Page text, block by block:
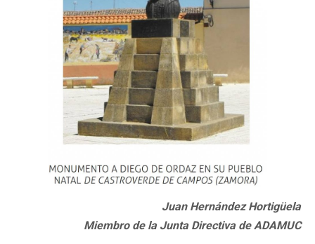
Juan Hernández Hortigüela
Miembro de la Junta Directiva de ADAMUC